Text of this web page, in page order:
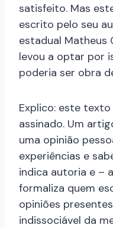
satisfeito. Mas
escrito pelo seu
estadual Matheus
levou a optar por
poderia ser obra
Explico: este
assinado. Um
uma opinião
experiências e
indica autoria e –
formaliza quem
opiniões
indissociável da